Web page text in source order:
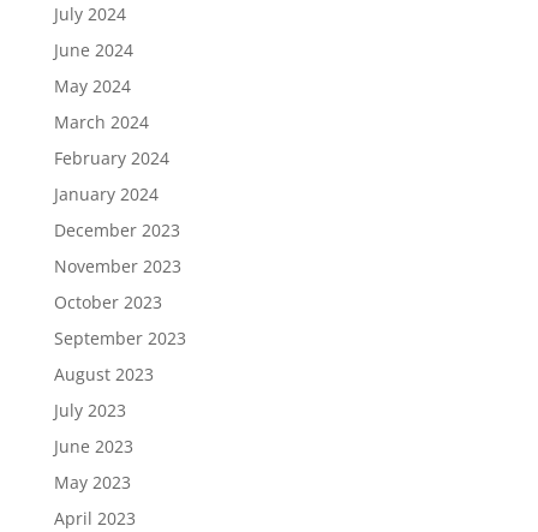
July 2024
June 2024
May 2024
March 2024
February 2024
January 2024
December 2023
November 2023
October 2023
September 2023
August 2023
July 2023
June 2023
May 2023
April 2023